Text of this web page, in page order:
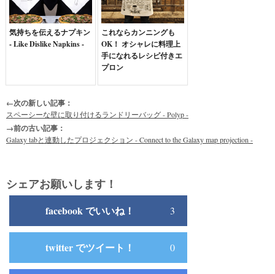
気持ちを伝えるナプキン
- Like Dislike Napkins -
これならカンニングも
OK！ オシャレに料理上
手になれるレシピ付きエ
プロン
←次の新しい記事：
スペーシーな壁に取り付けるランドリーバッグ - Polyp -
→前の古い記事：
Galaxy tabと連動したプロジェクション - Connect to the Galaxy map projection -
シェアお願いします！
facebook でいいね！ 3
twitter でツイート！ 0